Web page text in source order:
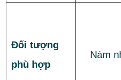
Đối tượng
phù hợp
Nám